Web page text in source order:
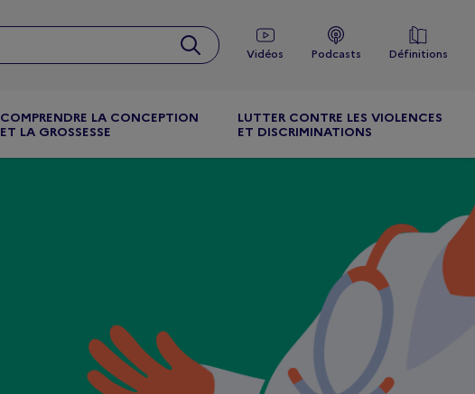
Vidéos Podcasts Définitions
COMPRENDRE LA CONCEPTION
ET LA GROSSESSE
LUTTER CONTRE LES VIOLENCES
ET DISCRIMINATIONS